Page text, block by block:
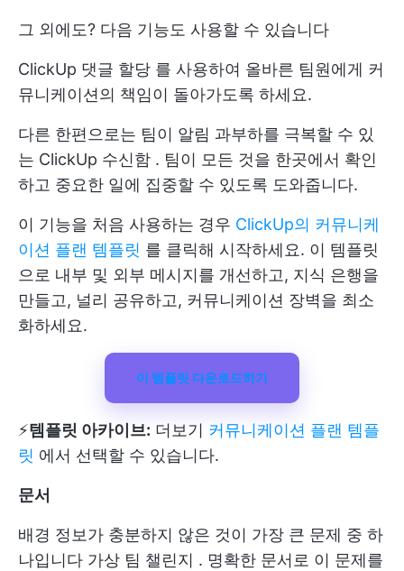
그 외에도? 다음 기능도 사용할 수 있습니다
ClickUp 댓글 할당 를 사용하여 올바른 팀원에게 커
뮤니케이션의 책임이 돌아가도록 하세요.
다른 한편으로는 팀이 알림 과부하를 극복할 수 있
는 ClickUp 수신함 . 팀이 모든 것을 한곳에서 확인
하고 중요한 일에 집중할 수 있도록 도와줍니다.
이 기능을 처음 사용하는 경우 ClickUp의 커뮤니케
이션 플랜 템플릿 를 클릭해 시작하세요. 이 템플릿
으로 내부 및 외부 메시지를 개선하고, 지식 은행을
만들고, 널리 공유하고, 커뮤니케이션 장벽을 최소
화하세요.
이 템플릿 다운로드하기
⚡️템플릿 아카이브: 더보기 커뮤니케이션 플랜 템플
릿 에서 선택할 수 있습니다.
문서
배경 정보가 충분하지 않은 것이 가장 큰 문제 중 하
나입니다 가상 팀 챌린지 . 명확한 문서로 이 문제를